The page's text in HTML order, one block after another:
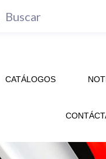
CATÁLOGOS